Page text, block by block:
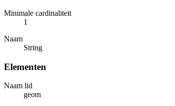
Minimale cardinaliteit
1
Naam
String
Elementen
Naam lid
geom